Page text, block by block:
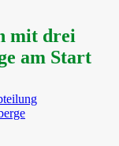
mit drei
am Start